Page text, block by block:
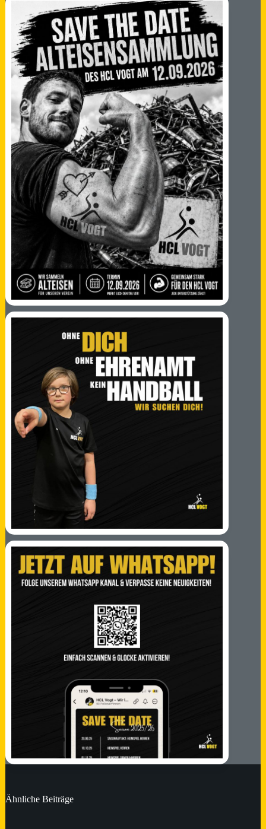
Ähnliche Beiträge